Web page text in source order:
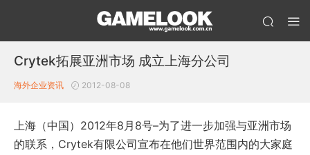
Crytek拓展亚洲市场 成立上海分公司
海外企业资讯 2012-08-08
上海（中国）2012年8月8号–为了进一步加强与亚洲市场
的联系，Crytek有限公司宣布在他们世界范围内的大家庭